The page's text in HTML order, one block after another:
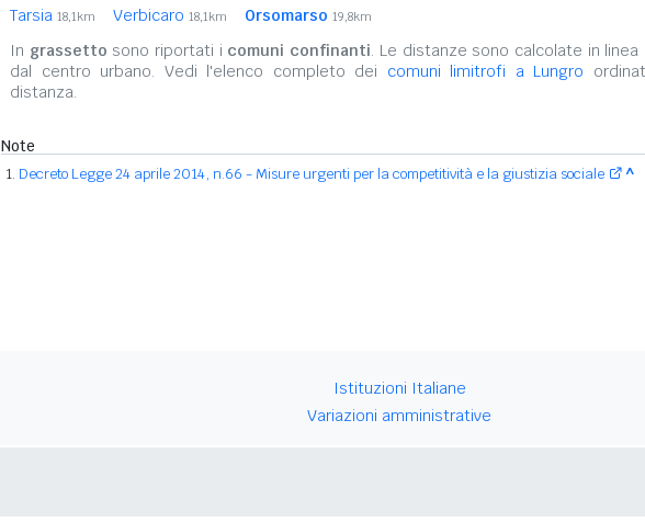
Tarsia 18,1km Verbicaro 18,1km Orsomarso 19,8km
In grassetto sono riportati i comuni confinanti. Le distanze sono calcolate in linea
dal centro urbano. Vedi l'elenco completo dei comuni limitrofi a Lungro
distanza.
Note
Decreto Legge 24 aprile 2014, n.66 - Misure urgenti per la competitività e la giustizia sociale ^
Istituzioni Italiane
Variazioni amministrative